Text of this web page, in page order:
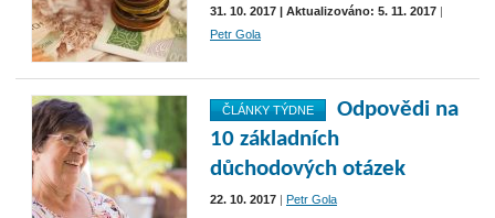
31. 10. 2017 | Aktualizováno: 5. 11. 2017
Petr Gola
ČLÁNKY TÝDNE
Odpovědi na
10 základních
důchodových otázek
22. 10. 2017 Petr Gola